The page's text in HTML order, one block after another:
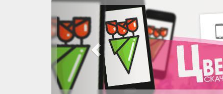
previous
slide 1 of 3
, currently active
slide 3 of 3